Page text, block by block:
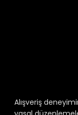
Alışveriş